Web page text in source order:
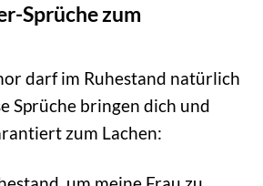
Sprüche zum
darf im Ruhestand natürlich
Sprüche bringen dich und
zum Lachen: